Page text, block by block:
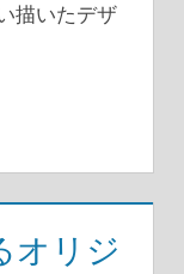
描いたデザ
オリジ